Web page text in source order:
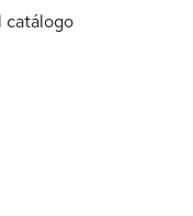
catálogo